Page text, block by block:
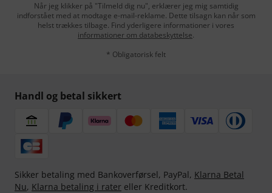
Når jeg klikker på "Tilmeld dig nu", erklærer jeg mig samtidig
indforstået med at modtage e-mail-reklame. Dette tilsagn kan når som
helst trækkes tilbage. Find yderligere informationer i vores
informationer om databeskyttelse.
* Obligatorisk felt
Handl og betal sikkert
Sikker betaling med Bankoverførsel, PayPal, Klarna Betal
Nu, Klarna betaling i rater eller Kreditkort.